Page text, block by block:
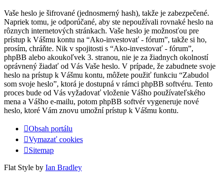
Vaše heslo je šifrované (jednosmerný hash), takže je zabezpečené.
Napriek tomu, je odporúčané, aby ste nepoužívali rovnaké heslo na
rôznych internetových stránkach. Vaše heslo je možnosťou pre
prístup k Vášmu kontu na “Ako-investovať - fórum”, takže si ho,
prosím, chráňte. Nik v spojitosti s “Ako-investovať - fórum”,
phpBB alebo akoukoľvek 3. stranou, nie je za žiadnych okolností
oprávnený žiadať od Vás Vaše heslo. V prípade, že zabudnete svoje
heslo na prístup k Vášmu kontu, môžete použiť funkciu “Zabudol
som svoje heslo”, ktorá je dostupná v rámci phpBB softvéru. Tento
proces bude od Vás vyžadovať vloženie Vášho používateľského
mena a Vášho e-mailu, potom phpBB softvér vygeneruje nové
heslo, ktoré Vám znovu umožní prístup k Vášmu kontu.
Obsah portálu
Vymazať cookies
Sitemap
Flat Style by Ian Bradley